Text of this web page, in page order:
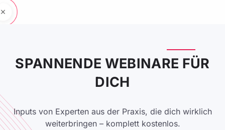
SPANNENDE WEBINARE FÜR
DICH
Inputs von Experten aus der Praxis, die dich wirklich
weiterbringen – komplett kostenlos.